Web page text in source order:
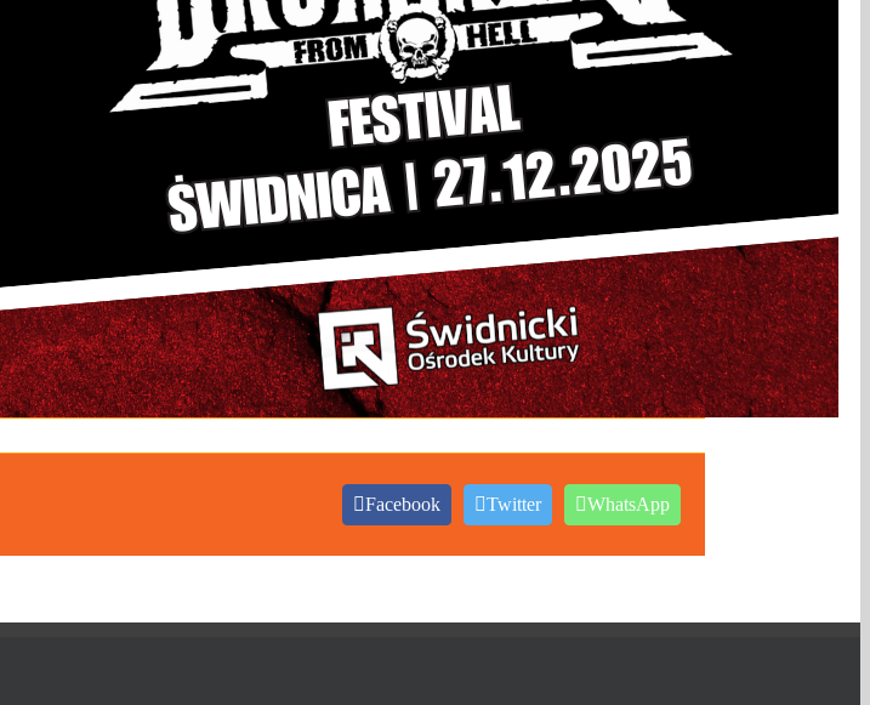
Facebook Twitter WhatsApp